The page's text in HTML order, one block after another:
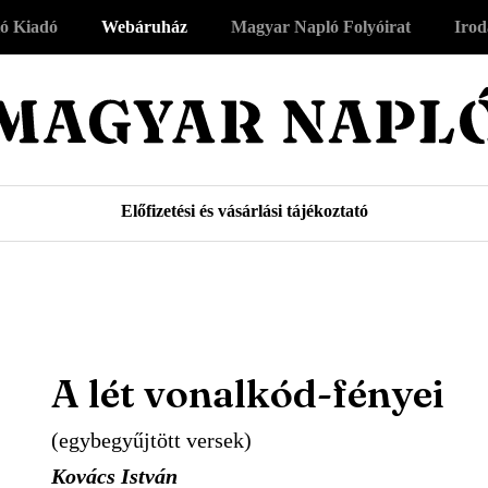
Kiadó Webáruház
Előfizetési és vásárlási tájékoztató
Magyar Napló Folyóirat
A lét vonalkód-fényei
(egybegyűjtött versek)
Kovács István